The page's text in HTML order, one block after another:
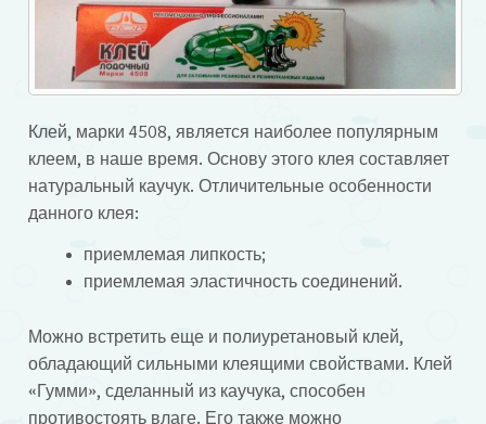
Клей, марки 4508, является наиболее популярным
клеем, в наше время. Основу этого клея составляет
натуральный каучук. Отличительные особенности
данного клея:
приемлемая липкость;
приемлемая эластичность соединений.
Можно встретить еще и полиуретановый клей,
обладающий сильными клеящими свойствами. Клей
«Гумми», сделанный из каучука, способен
противостоять влаге. Его также можно